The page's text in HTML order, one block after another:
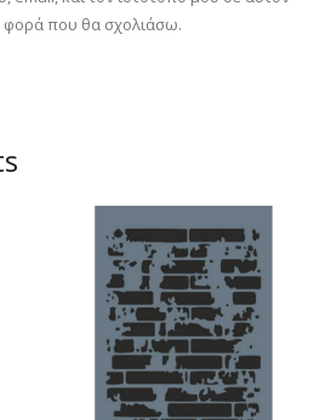
φορά που θα σχολιάσω.